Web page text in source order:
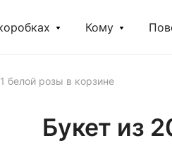
Кому
белой розы в корзине
Букет из